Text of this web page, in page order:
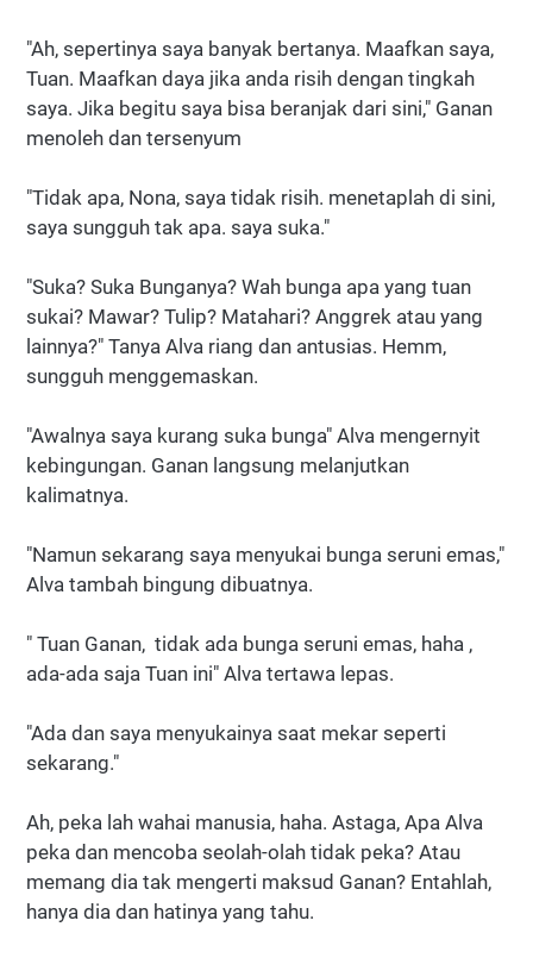
"Ah, sepertinya saya banyak bertanya. Maafkan saya,
Tuan. Maafkan daya jika anda risih dengan tingkah
saya. Jika begitu saya bisa beranjak dari sini," Ganan
menoleh dan tersenyum
"Tidak apa, Nona, saya tidak risih. menetaplah di sini,
saya sungguh tak apa. saya suka."
"Suka? Suka Bunganya? Wah bunga apa yang tuan
sukai? Mawar? Tulip? Matahari? Anggrek atau yang
lainnya?" Tanya Alva riang dan antusias. Hemm,
sungguh menggemaskan.
"Awalnya saya kurang suka bunga" Alva mengernyit
kebingungan. Ganan langsung melanjutkan
kalimatnya.
"Namun sekarang saya menyukai bunga seruni emas,"
Alva tambah bingung dibuatnya.
" Tuan Ganan, tidak ada bunga seruni emas, haha ,
ada-ada saja Tuan ini" Alva tertawa lepas.
"Ada dan saya menyukainya saat mekar seperti
sekarang."
Ah, peka lah wahai manusia, haha. Astaga, Apa Alva
peka dan mencoba seolah-olah tidak peka? Atau
memang dia tak mengerti maksud Ganan? Entahlah,
hanya dia dan hatinya yang tahu.